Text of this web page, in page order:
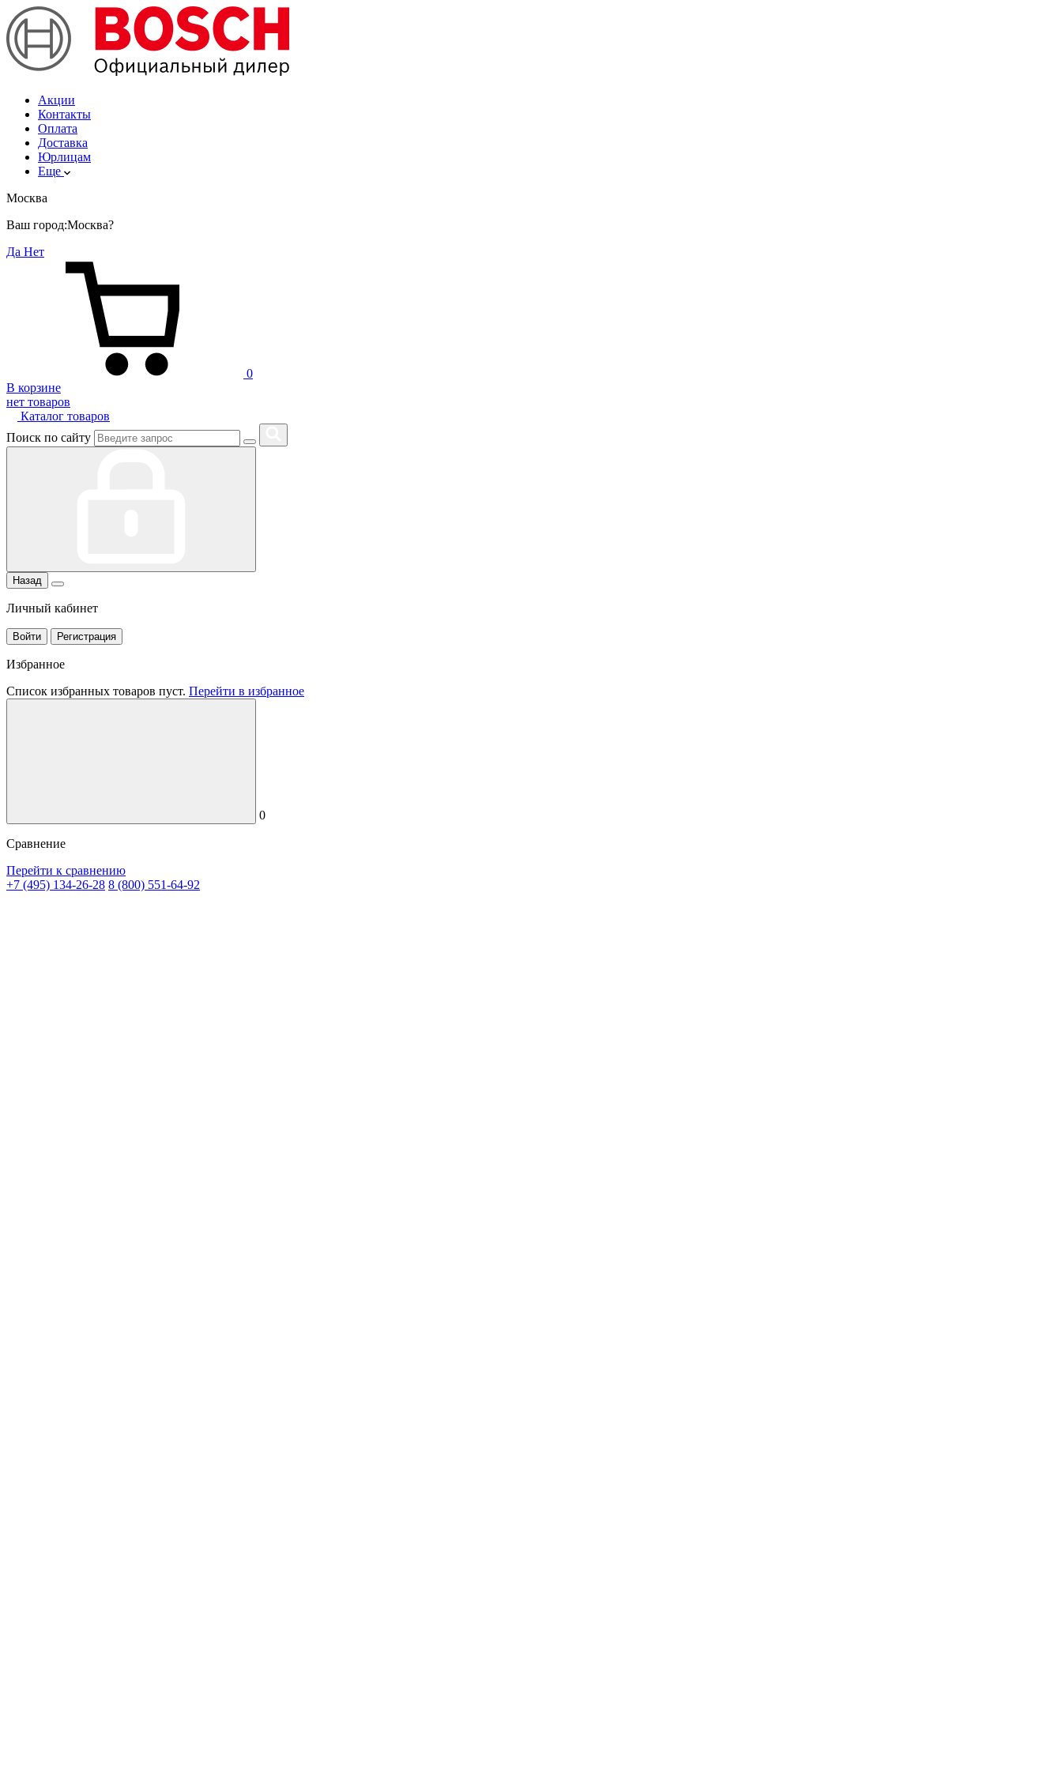
Акции
Контакты
Оплата
Доставка
Юрлицам
Еще
Москва
Ваш город:Москва?
Да Нет
0
В корзине
нет товаров
Каталог товаров
Поиск по сайту
Назад
Личный кабинет
Войти Регистрация
Избранное
Список избранных товаров пуст. Перейти в избранное
0
Сравнение
Перейти к сравнению
+7 (495) 134-26-28 8 (800) 551-64-92